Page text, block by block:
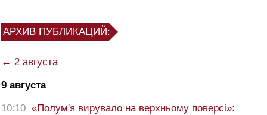
АРХИВ ПУБЛИКАЦИЙ:
← 2 августа
9 августа
10:10 «Полум'я вирувало на верхньому поверсі»: